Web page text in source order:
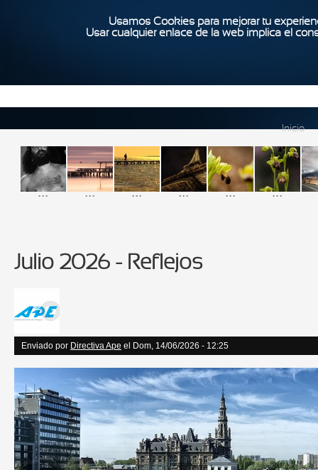
Usamos Cookies para mejorar tu
Usar cualquier enlace de la web implica el
Inicio
... ... ... ... ... ...
Julio 2026 - Reflejos
Enviado por Directiva Ape el Dom, 14/06/2026 - 12:25